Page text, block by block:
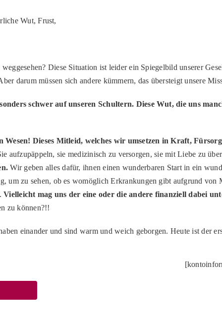
Wut, Frust,
Diese Situation ist leider ein Spiegelbild unserer
darum müssen sich andere kümmern, das übersteigt unsere
schwer auf unseren Schultern. Diese Wut, die uns
Dieses Mitleid, welches wir umsetzen in Kraft,
aufzupäppeln, sie medizinisch zu versorgen, sie mit Liebe zu
Wir geben alles dafür, ihnen einen wunderbaren Start in ein
um zu sehen, ob es womöglich Erkrankungen gibt aufgrund von
Vielleicht mag uns der eine oder die andere finanziell dabei
zu können?!!
einander und sind warm und weich geborgen. Heute ist der